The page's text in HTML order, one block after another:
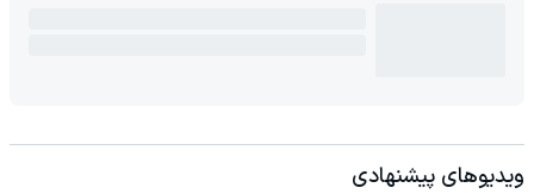
ویدیوهای پیشنهادی